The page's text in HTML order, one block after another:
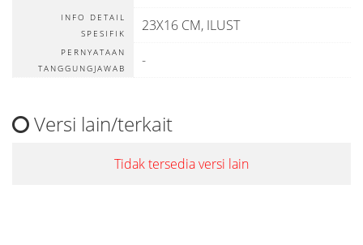
INFO DETAIL
SPESIFIK
23X16 CM, ILUST
PERNYATAAN
TANGGUNGJAWAB
-
Versi lain/terkait
Tidak tersedia versi lain